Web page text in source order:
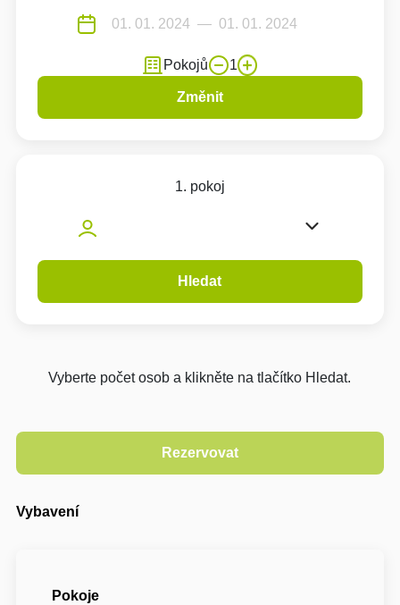
Pokojů 1
Změnit
1. pokoj
Hledat
Vyberte počet osob a klikněte na tlačítko Hledat.
Vybavení
Pokoje